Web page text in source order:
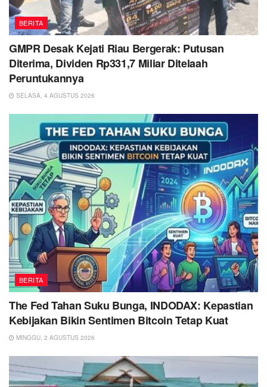
BERITA
GMPR Desak Kejati Riau Bergerak: Putusan
Diterima, Dividen Rp331,7 Miliar Ditelaah
Peruntukannya
SELASA, 4 AGUSTUS 2026
BERITA
The Fed Tahan Suku Bunga, INDODAX: Kepastian
Kebijakan Bikin Sentimen Bitcoin Tetap Kuat
MINGGU, 2 AGUSTUS 2026